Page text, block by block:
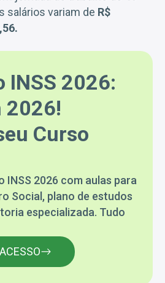
salários variam de R$
INSS 2026:
2026!
Curso
INSS 2026 com aulas para
Social, plano de estudos
especializada. Tudo